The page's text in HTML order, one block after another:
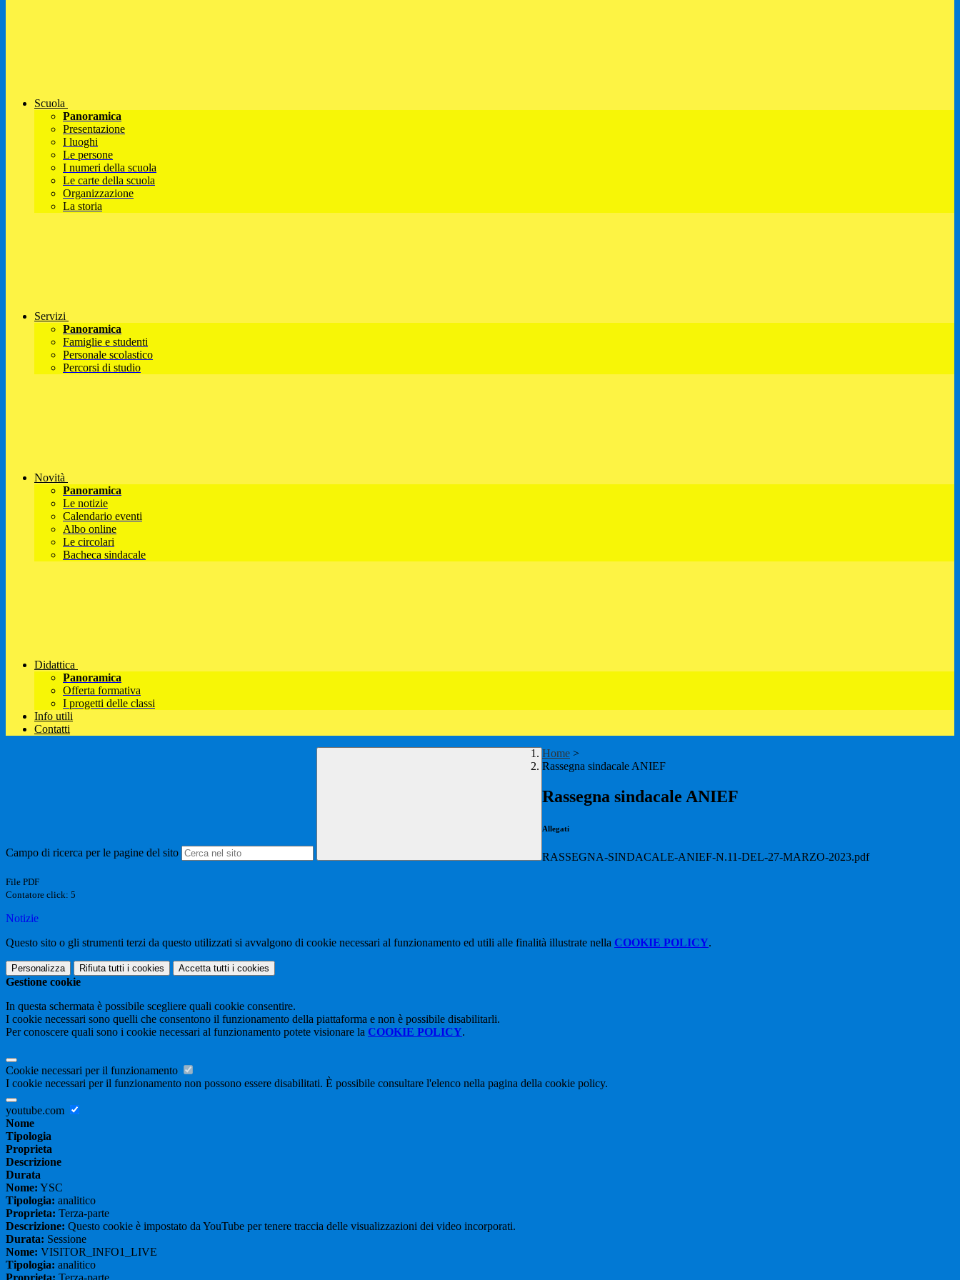
Scuola
Panoramica
Presentazione
I luoghi
Le persone
I numeri della scuola
Le carte della scuola
Organizzazione
La storia
Servizi
Panoramica
Famiglie e studenti
Personale scolastico
Percorsi di studio
Novità
Panoramica
Le notizie
Calendario eventi
Albo online
Le circolari
Bacheca sindacale
Didattica
Panoramica
Offerta formativa
I progetti delle classi
Info utili
Contatti
Campo di ricerca per le pagine del sito
Home >
Rassegna sindacale ANIEF
Rassegna sindacale ANIEF
Allegati
RASSEGNA-SINDACALE-ANIEF-N.11-DEL-27-MARZO-2023.pdf
File PDF
Contatore click: 5
Notizie
Questo sito o gli strumenti terzi da questo utilizzati si avvalgono di cookie necessari al funzionamento ed utili alle finalità illustrate nella COOKIE POLICY.
Personalizza Rifiuta tutti i cookies Accetta tutti i cookies
Gestione cookie
In questa schermata è possibile scegliere quali cookie consentire.
I cookie necessari sono quelli che consentono il funzionamento della piattaforma e non è possibile disabilitarli.
Per conoscere quali sono i cookie necessari al funzionamento potete visionare la COOKIE POLICY.
Cookie necessari per il funzionamento
I cookie necessari per il funzionamento non possono essere disabilitati. È possibile consultare l'elenco nella pagina della cookie policy.
youtube.com
Nome
Tipologia
Proprieta
Descrizione
Durata
Nome: YSC
Tipologia: analitico
Proprieta: Terza-parte
Descrizione: Questo cookie è impostato da YouTube per tenere traccia delle visualizzazioni dei video incorporati.
Durata: Sessione
Nome: VISITOR_INFO1_LIVE
Tipologia: analitico